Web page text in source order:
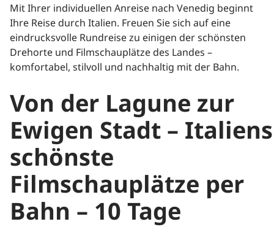
Mit Ihrer individuellen Anreise nach Venedig beginnt
Ihre Reise durch Italien. Freuen Sie sich auf eine
eindrucksvolle Rundreise zu einigen der schönsten
Drehorte und Filmschauplätze des Landes –
komfortabel, stilvoll und nachhaltig mit der Bahn.
Von der Lagune zur
Ewigen Stadt – Italiens
schönste
Filmschauplätze per
Bahn – 10 Tage